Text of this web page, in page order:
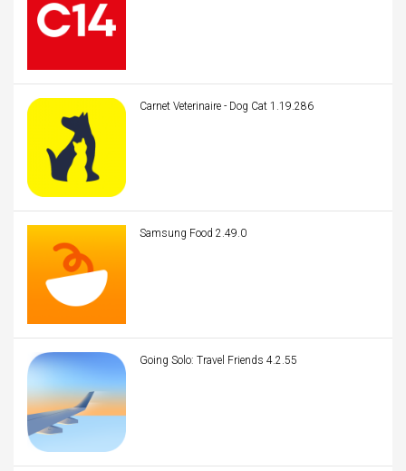
Carnet Veterinaire - Dog Cat 1.19.286
Samsung Food 2.49.0
Going Solo: Travel Friends 4.2.55